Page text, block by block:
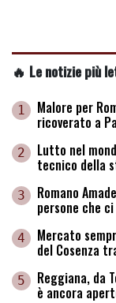
🔥 Le notizie più
1 Malore per
ricoverato a
2 Lutto nel
tecnico della
3 Romano
persone che
4 Mercato
del Cosenza
5 Reggiana, da
è ancora